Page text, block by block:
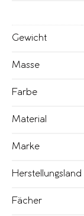
Gewicht
Masse
Farbe
Material
Marke
Herstellungsland
Fächer